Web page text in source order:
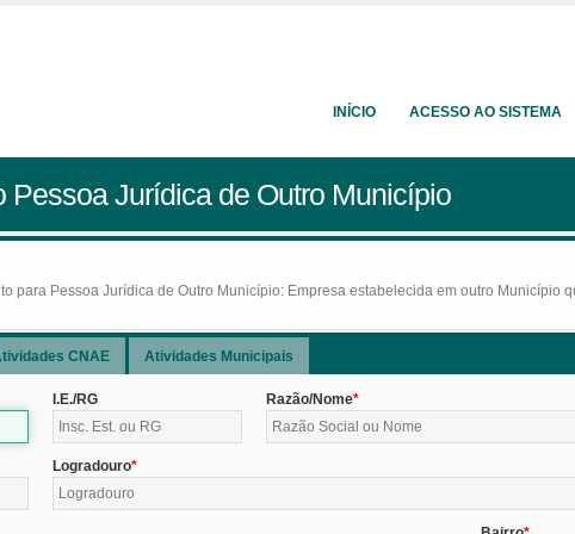
INÍCIO ACESSO AO SISTEMA
Pessoa Jurídica de Outro Município
para Pessoa Jurídica de Outro Município: Empresa estabelecida em outro Município
CNAE Atividades Municipais
I.E./RG Razão/Nome
Logradouro